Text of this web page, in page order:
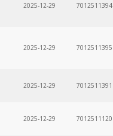
2025-12-29 7012511394
2025-12-29 7012511395
2025-12-29 7012511391
2025-12-29 7012511120